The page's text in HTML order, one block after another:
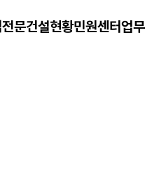
전문건설현황민원센터업